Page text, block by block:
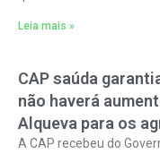
Leia mais »
CAP saúda
não haverá
Alqueva para os
A CAP recebeu do